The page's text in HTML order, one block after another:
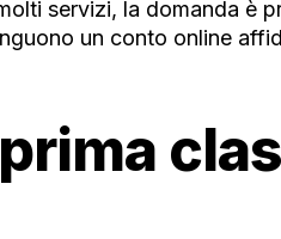
servizi, la domanda è
un conto online